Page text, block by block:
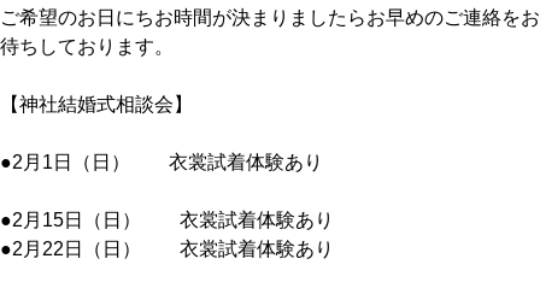
ご希望のお日にちお時間が決まりましたらお早めのご連絡をお
待ちしております。
【神社結婚式相談会】
●2月1日（日） 衣裳試着体験あり
●2月15日（日） 衣裳試着体験あり
●2月22日（日） 衣裳試着体験あり